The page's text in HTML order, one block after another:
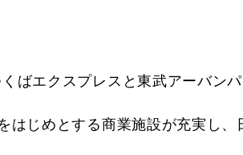
ばエクスプレスと東武アーバン
はじめとする商業施設が充実し、